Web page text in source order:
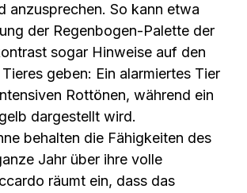
anzusprechen. So kann etwa
der Regenbogen-Palette der
sogar Hinweise auf den
geben: Ein alarmiertes Tier
Rottönen, während ein
dargestellt wird.
behalten die Fähigkeiten des
Jahr über ihre volle
räumt ein, dass das